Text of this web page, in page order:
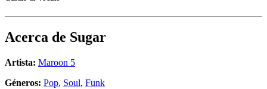
Acerca de Sugar
Artista: Maroon 5
Géneros: Pop, Soul, Funk